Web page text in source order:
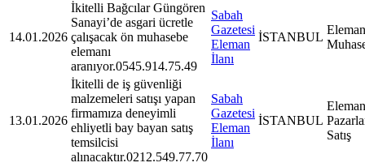
14.01.2026
İkitelli Bağcılar Güngören
Sanayi’de asgari ücretle
çalışacak ön muhasebe
elemanı
aranıyor.0545.914.75.49
Sabah
Gazetesi
Eleman
İlanı
İSTANBUL
13.01.2026
İkitelli de iş güvenliği
malzemeleri satışı yapan
firmamıza deneyimli
ehliyetli bay bayan satış
temsilcisi
alınacaktır.0212.549.77.70
Sabah
Gazetesi
Eleman
İlanı
İSTANBUL
Satış